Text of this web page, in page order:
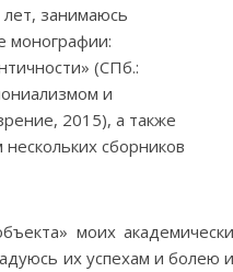
занимаюсь
монографии:
(СПб.:
и
2015), а также
сборников
моих
их успехам и болею